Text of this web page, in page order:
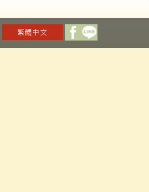
繁體中文